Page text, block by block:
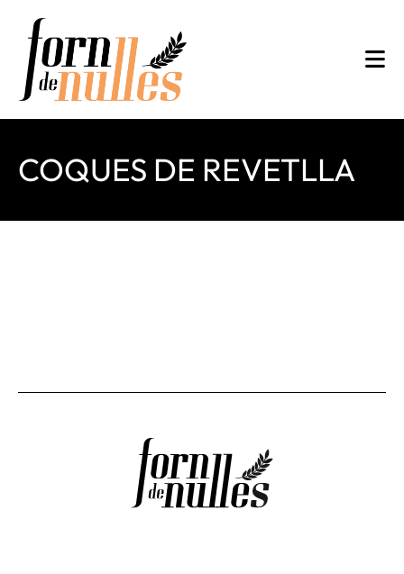
contingut
COQUES DE REVETLLA